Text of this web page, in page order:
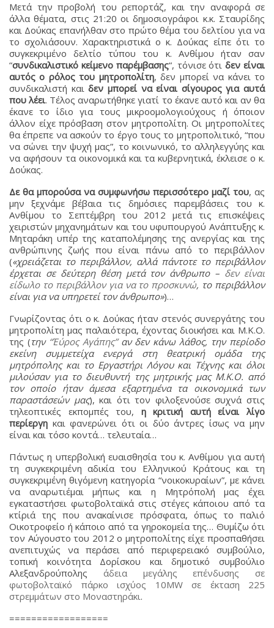
Μετά την προβολή του ρεπορτάζ, και την αναφορά σε
άλλα θέματα, στις 21:20 οι δημοσιογράφοι κ.κ. Σταυρίδης
και Δούκας επανήλθαν στο πρώτο θέμα του δελτίου για να
το σχολιάσουν. Χαρακτηριστικά ο κ. Δούκας είπε ότι το
συγκεκριμένο δελτίο τύπου του κ. Ανθίμου ήταν σαν
“συνδικαλιστικό κείμενο παρέμβασης“, τόνισε ότιδεν είναι
αυτός ο ρόλος του μητροπολίτη, δεν μπορεί να κάνει το
συνδικαλιστή καιδεν μπορεί να είναι σίγουρος για αυτά
που λέει. Τέλος αναρωτήθηκε γιατί το έκανε αυτό και αν θα
έκανε το ίδιο για τους μικροομολογιούχους ή όποιον
άλλον είχε πρόσβαση στον μητροπολίτη. Οι μητροπολίτες
θα έπρεπε να ασκούν το έργο τους το μητροπολιτικό, “που
να σώνει την ψυχή μας”, το κοινωνικό, το αλληλεγγύης και
να αφήσουν τα οικονομικά και τα κυβερνητικά, έκλεισε ο κ.
Δούκας.
Δε θα μπορούσα να συμφωνήσω περισσότερο μαζί του, ας
μην ξεχνάμε βέβαια τις δημόσιες παρεμβάσεις του κ.
Ανθίμου το Σεπτέμβρη του 2012 μετά τις επισκέψεις
χειριστών μηχανημάτων και του υφυπουργού Ανάπτυξης κ.
Μηταράκη υπέρ της καταπολέμησης της ανεργίας και της
ανθρώπινης ζωής που είναι πάνω από το περιβάλλον
(«χρειάζεται το περιβάλλον, αλλά πάντοτε το περιβάλλον
έρχεται σε δεύτερη θέση μετά τον άνθρωπο – δεν είναι
είδωλο το περιβάλλον για να το προσκυνώ, το περιβάλλον
είναι για να υπηρετεί τον άνθρωπο»)…
Γνωρίζοντας ότι ο κ. Δούκας ήταν στενός συνεργάτης του
μητροπολίτη μας παλαιότερα, έχοντας διοικήσει και Μ.Κ.Ο.
της (την “Έύρος Αγάπης”αν δεν κάνω λάθος, την περίοδο
εκείνη συμμετείχα ενεργά στη θεατρική ομάδα της
μητρόπολης και το Εργαστήρι Λόγου και Τέχνης και όλοι
μιλούσαν για το διευθυντή της μητρικής μας Μ.Κ.Ο. από
τον οποίο ήταν άμεσα εξαρτημένα τα οικονομικά των
παραστάσεών μας), και ότι τον φιλοξενούσε συχνά στις
τηλεοπτικές εκπομπές του, η κριτική αυτή είναι λίγο
περίεργη και φανερώνει ότι οι δύο άντρες ίσως να μην
είναι και τόσο κοντά… τελευταία…
Πάντως η υπερβολική ευαισθησία του κ. Ανθίμου για αυτή
τη συγκεκριμένη αδικία του Ελληνικού Κράτους και τη
συγκεκριμένη θιγόμενη κατηγορία “νοικοκυραίων”, με κάνει
να αναρωτιέμαι μήπως και η Μητρόπολή μας έχει
εγκαταστήσει φωτοβολταϊκά στις στέγες κάποιου από τα
κτίριά της που ανακαίνισε πρόσφατα, όπως το παλιό
Οικοτροφείο ή κάποιο από τα γηροκομεία της… Θυμίζω ότι
τον Αύγουστο του 2012 ο μητροπολίτης είχε προσπαθήσει
ανεπιτυχώς να περάσει από περιφερειακό συμβούλιο,
τοπική κοινότητα Δορίσκου και δημοτικό συμβούλιο
Αλεξανδρούπολης άδεια μεγάλης επένδυσης σε
φωτοβολταϊκό πάρκο ισχύος 10MW σε έκταση 225
στρεμμάτων στο Μοναστηράκι.
==================